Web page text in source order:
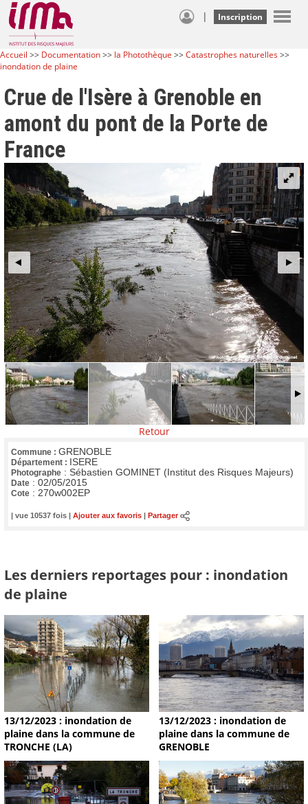
| Inscription
Accueil >> Documentation>> la Photothèque >>Catastrophes naturelles>>
inondation de plaine
Crue de l'Isère à Grenoble en
amont du pont de la Porte de
France
Retour
Commune : GRENOBLE
Département : ISERE
Photographe : Sébastien GOMINET (Institut des Risques Majeurs)
Date : 02/05/2015
Cote : 270w002EP
| vue 10537 fois | Ajouter aux favoris Partager
Les derniers reportages pour : inondation
de plaine
13/12/2023 : inondation de
plaine dans la commune de
TRONCHE (LA)
13/12/2023 : inondation de
plaine dans la commune de
GRENOBLE